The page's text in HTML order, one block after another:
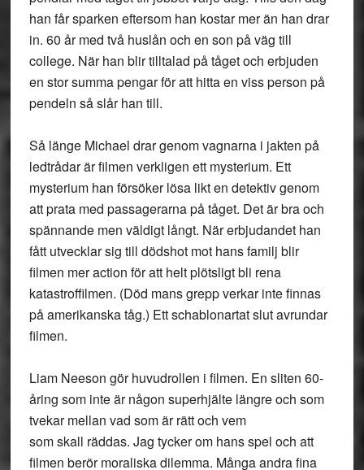
han får sparken eftersom han kostar mer än han drar
in. 60 år med två huslån och en son på väg till
college. När han blir tilltalad på tåget och erbjuden
en stor summa pengar för att hitta en viss person på
pendeln så slår han till.
Så länge Michael drar genom vagnarna i jakten på
ledtrådar är filmen verkligen ett mysterium. Ett
mysterium han försöker lösa likt en detektiv genom
att prata med passagerarna på tåget. Det är bra och
spännande men väldigt långt. När erbjudandet han
fått utvecklar sig till dödshot mot hans familj blir
filmen mer action för att helt plötsligt bli rena
katastroffilmen. (Död mans grepp verkar inte finnas
på amerikanska tåg.) Ett schablonartat slut avrundar
filmen.
Liam Neeson gör huvudrollen i filmen. En sliten 60-
åring som inte är någon superhjälte längre och som
tvekar mellan vad som är rätt och vem
som skall räddas. Jag tycker om hans spel och att
filmen berör moraliska dilemma. Många andra fina